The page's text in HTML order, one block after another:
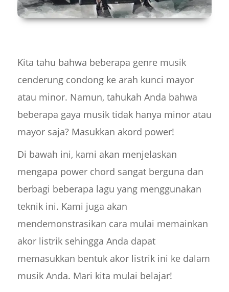
Kita tahu bahwa beberapa genre musik
cenderung condong ke arah kunci mayor
atau minor. Namun, tahukah Anda bahwa
beberapa gaya musik tidak hanya minor atau
mayor saja? Masukkan akord power!
Di bawah ini, kami akan menjelaskan
mengapa power chord sangat berguna dan
berbagi beberapa lagu yang menggunakan
teknik ini. Kami juga akan
mendemonstrasikan cara mulai memainkan
akor listrik sehingga Anda dapat
memasukkan bentuk akor listrik ini ke dalam
musik Anda. Mari kita mulai belajar!